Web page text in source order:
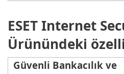
ESET Internet
Ürünündeki
Güvenli Bankacılık ve